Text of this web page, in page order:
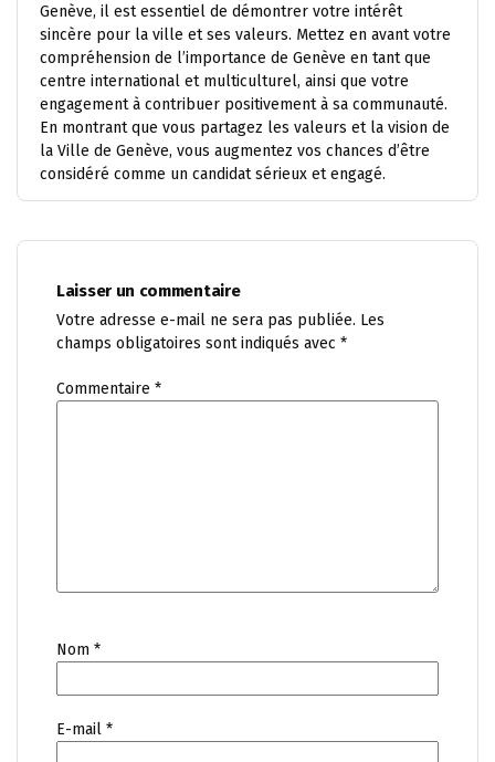
Genève, il est essentiel de démontrer votre intérêt
sincère pour la ville et ses valeurs. Mettez en avant votre
compréhension de l’importance de Genève en tant que
centre international et multiculturel, ainsi que votre
engagement à contribuer positivement à sa communauté.
En montrant que vous partagez les valeurs et la vision de
la Ville de Genève, vous augmentez vos chances d’être
considéré comme un candidat sérieux et engagé.
Laisser un commentaire
Votre adresse e-mail ne sera pas publiée. Les
champs obligatoires sont indiqués avec *
Commentaire *
Nom *
E-mail *